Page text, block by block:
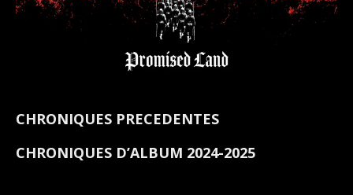
CHRONIQUES PRECEDENTES
CHRONIQUES D’ALBUM 2024-2025